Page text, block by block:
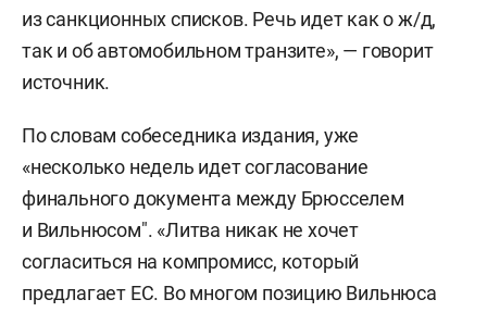
из санкционных списков. Речь идет как о ж/д,
так и об автомобильном транзите», — говорит
источник.
По словам собеседника издания, уже
«‎несколько недель идет согласование
финального документа между Брюсселем
и Вильнюсом"‎. «Литва никак не хочет
согласиться на компромисс, который
предлагает ЕС. Во многом позицию Вильнюса